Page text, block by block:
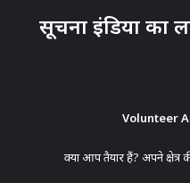
सूचना इंडिया का
Volunteer
क्या आप तैयार हैं? अपने